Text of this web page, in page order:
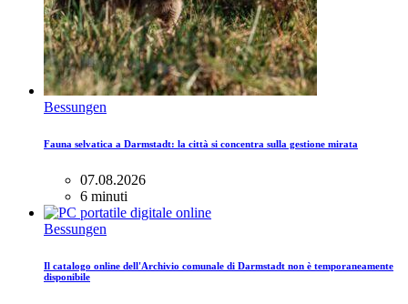
Bessungen
Fauna selvatica a Darmstadt: la città si concentra sulla gestione mirata
07.08.2026
6 minuti
Bessungen
Il catalogo online dell'Archivio comunale di Darmstadt non è temporaneamente
disponibile